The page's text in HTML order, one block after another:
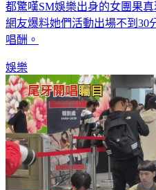
員工特別開直播分享，讓許多
都驚嘆SM娛樂出身的女團果
網友爆料她們活動出場不到30
娛樂